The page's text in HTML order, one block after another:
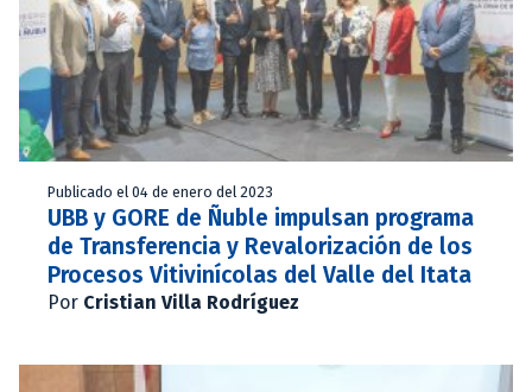
Publicado el 04 de enero del 2023
UBB y GORE de Ñuble impulsan programa
de Transferencia y Revalorización de los
Procesos Vitivinícolas del Valle del Itata
Por Cristian Villa Rodríguez